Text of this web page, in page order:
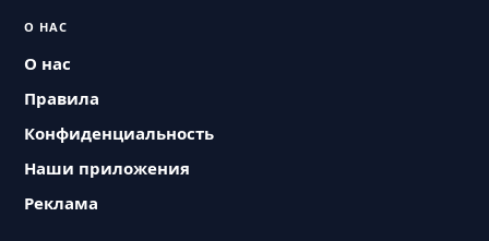
О НАС
О нас
Правила
Конфиденциальность
Наши приложения
Реклама